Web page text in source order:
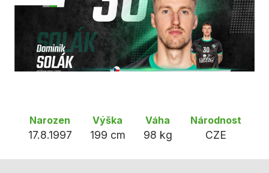
Narozen
17.8.1997
Výška
199 cm
Váha
98 kg
Národnost
CZE